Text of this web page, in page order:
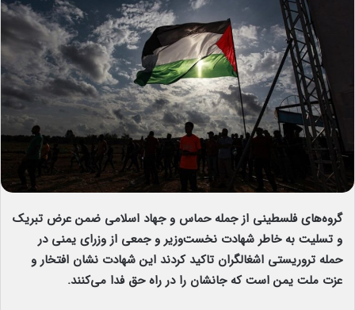
گروه‌های فلسطینی از جمله حماس و جهاد اسلامی ضمن عرض تبریک
و تسلیت به خاطر شهادت نخست‌وزیر و جمعی از وزرای یمنی در
حمله تروریستی اشغالگران تاکید کردند این شهادت نشان افتخار و
عزت ملت یمن است که جانشان را در راه حق فدا می‌کنند.